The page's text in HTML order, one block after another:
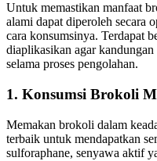
Untuk memastikan manfaat
alami dapat diperoleh secara
cara konsumsinya. Terdapat
diaplikasikan agar
selama proses pengolahan.
1. Konsumsi Brokoli
Memakan brokoli dalam
terbaik untuk mendapatkan
sulforaphane, senyawa aktif